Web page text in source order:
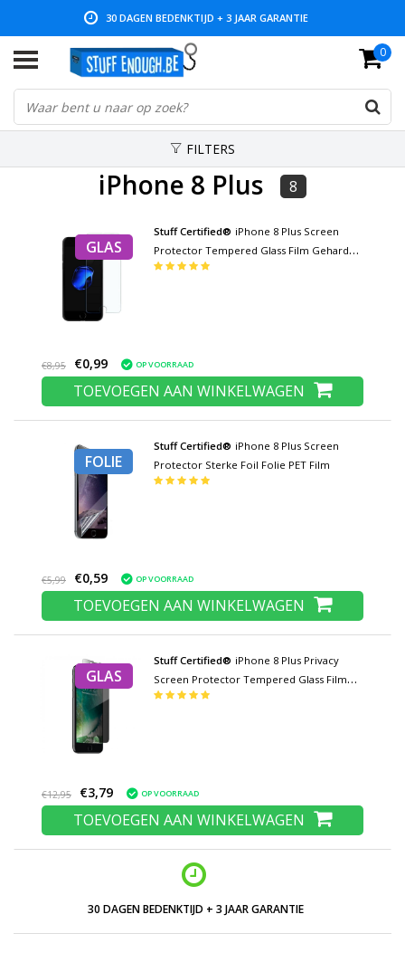
30 DAGEN BEDENKTIJD + 3 JAAR GARANTIE
LAGE PRIJZEN EN RUIM ASSORTIMENT 0
FILTERS
iPhone 8 Plus 8
GLAS
Stuff Certified® iPhone 8 Plus Screen
Protector Tempered Glass Film Gehard
Glas Glazen
€8,95 €0,99 OP VOORRAAD
TOEVOEGEN AAN WINKELWAGEN
FOLIE
Stuff Certified® iPhone 8 Plus Screen
Protector Sterke Foil Folie PET Film
€5,99 €0,59 OP VOORRAAD
TOEVOEGEN AAN WINKELWAGEN
GLAS
Stuff Certified® iPhone 8 Plus Privacy
Screen Protector Tempered Glass Film
Gehard Glas Glazen
€12,95 €3,79 OP VOORRAAD
TOEVOEGEN AAN WINKELWAGEN
30 DAGEN BEDENKTIJD + 3 JAAR GARANTIE